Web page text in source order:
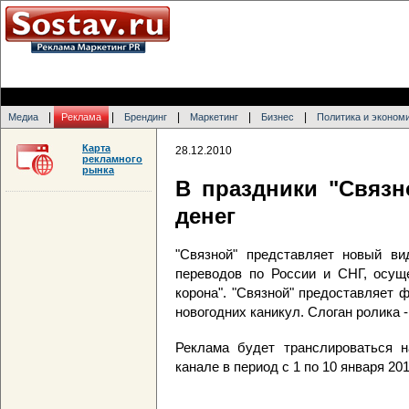
Медиа Реклама Брендинг Маркетинг Бизнес Политика и
28.12.2010
В праздники
денег
"Связной" представляет новый
переводов по России и СНГ,
корона". "Связной" предоставляет
новогодних каникул. Слоган ролика
Реклама будет
канале в период с 1 по 10 января
Карта
рекламного
рынка